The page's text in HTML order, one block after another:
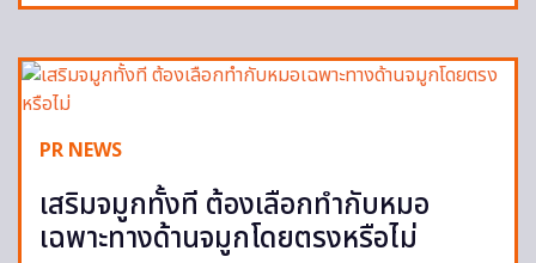
PR NEWS
เสริมจมูกทั้งที ต้องเลือกทำกับหมอ
เฉพาะทางด้านจมูกโดยตรงหรือไม่